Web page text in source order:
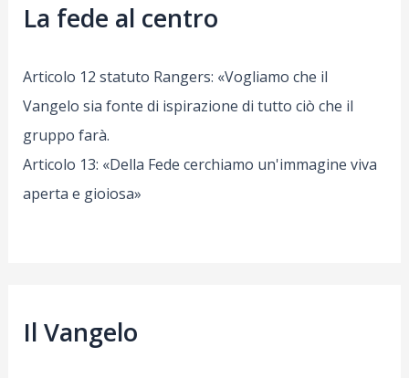
La fede al centro
Articolo 12 statuto Rangers: «Vogliamo che il
Vangelo sia fonte di ispirazione di tutto ciò che il
gruppo farà.
Articolo 13: «Della Fede cerchiamo un'immagine viva
aperta e gioiosa»
Il Vangelo